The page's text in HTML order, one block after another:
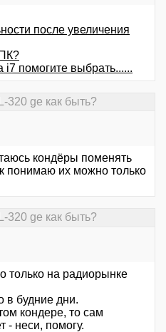
после увеличения
помогите выбрать......
320 ge как быть?
кондёры поменять
понимаю их можно только
320 ge как быть?
только на радиорынке
в будние дни.
кондере, то сам
- неси, помогу.